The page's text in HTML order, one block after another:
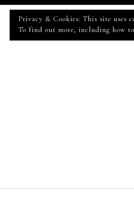
Privacy & Cookies: This site uses
To find out more, including how to